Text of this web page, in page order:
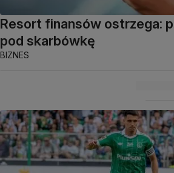
Resort finansów ostrzega:
pod skarbówkę
BIZNES